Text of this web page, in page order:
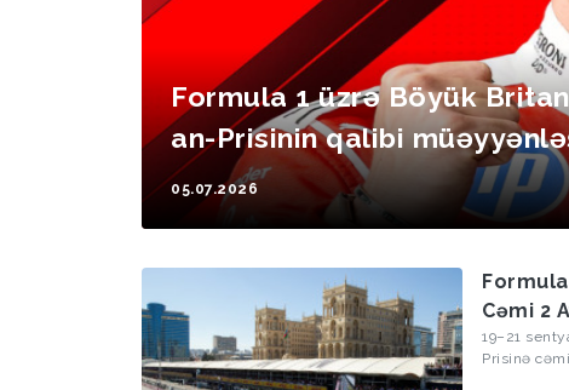
Formula 1 üzrə Böyük
an-Prisinin qalibi
05.07.2026
Formula
Cəmi 2
19–21
Prisinə cəmi